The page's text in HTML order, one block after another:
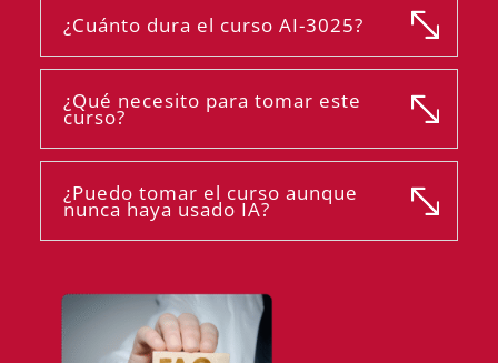
¿Cuánto dura el curso AI-3025?
¿Qué necesito para tomar este
curso?
¿Puedo tomar el curso aunque
nunca haya usado IA?